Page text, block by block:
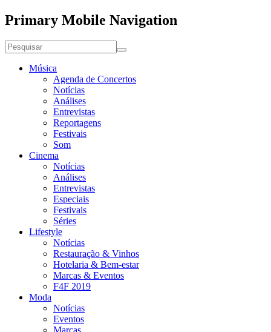
Primary Mobile Navigation
Música
Agenda de Concertos
Notícias
Análises
Entrevistas
Reportagens
Festivais
Som
Cinema
Notícias
Análises
Entrevistas
Especiais
Festivais
Séries
Lifestyle
Notícias
Restauração & Vinhos
Hotelaria & Bem-estar
Marcas & Eventos
F4F 2019
Moda
Notícias
Eventos
Marcas